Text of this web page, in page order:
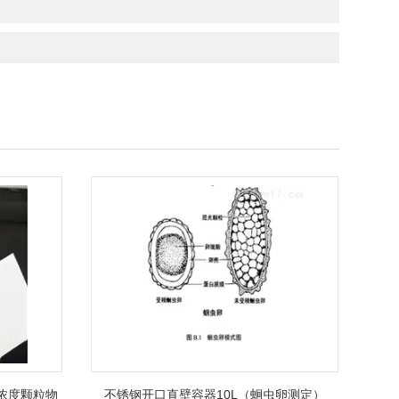
度颗粒物 不锈钢开口直壁容器10L（蛔虫卵测定）